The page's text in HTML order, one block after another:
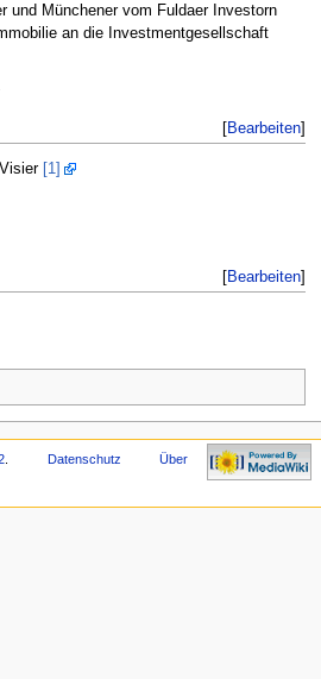
und Münchener vom Fuldaer Investorn
an die Investmentgesellschaft
[Bearbeiten]
[1]
[Bearbeiten]
. Datenschutz
Über